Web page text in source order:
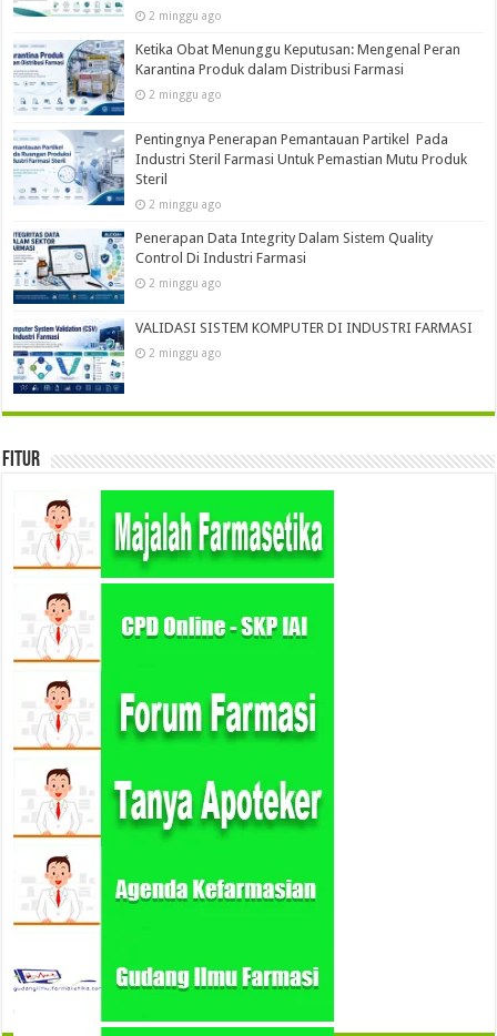
2 minggu ago
Ketika Obat Menunggu Keputusan: Mengenal Peran
Karantina Produk dalam Distribusi Farmasi
2 minggu ago
Pentingnya Penerapan Pemantauan Partikel Pada
Industri Steril Farmasi Untuk Pemastian Mutu Produk
Steril
2 minggu ago
Penerapan Data Integrity Dalam Sistem Quality
Control Di Industri Farmasi
2 minggu ago
VALIDASI SISTEM KOMPUTER DI INDUSTRI FARMASI
2 minggu ago
Fitur